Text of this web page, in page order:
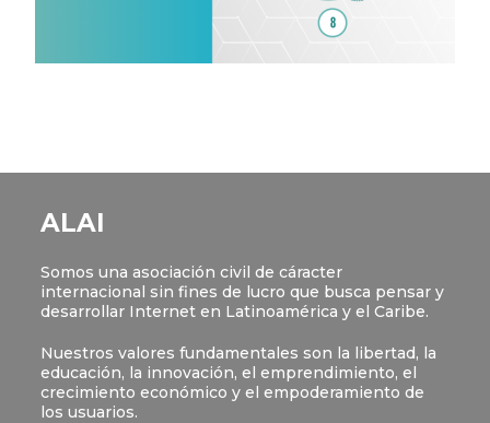
ALAI
Somos una asociación civil de cáracter
internacional sin fines de lucro que busca pensar y
desarrollar Internet en Latinoamérica y el Caribe.
Nuestros valores fundamentales son la libertad, la
educación, la innovación, el emprendimiento, el
crecimiento económico y el empoderamiento de
los usuarios.